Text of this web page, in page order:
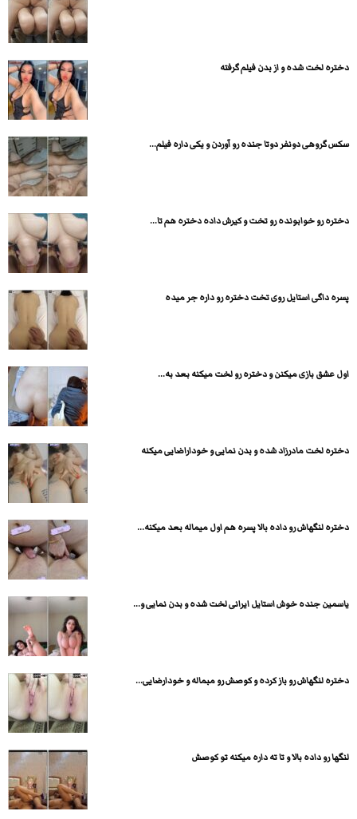
دختره لخت شده و از بدن فیلم گرفته
سکس گروهی دونفر دوتا جنده رو آوردن و یکی داره فیلم...
دختره رو خوابونده رو تخت و کیرش داده دختره هم تا...
پسره داگی استایل روی تخت دختره رو داره جر میده
اول عشق بازی میکنن و دختره رو لخت میکنه بعد به...
دختره لخت مادرزاد شده و بدن نمایی و خوداراضایی میکنه
دختره لنگهاش رو داده بالا پسره هم اول میماله بعد میکنه...
یاسمین جنده خوش استایل ایرانی لخت شده و بدن نمایی و...
دختره لنگهاش رو باز کرده و کوصش رو مبماله و خودارضایی...
لنگها رو داده بالا و تا ته داره میکنه تو کوصش